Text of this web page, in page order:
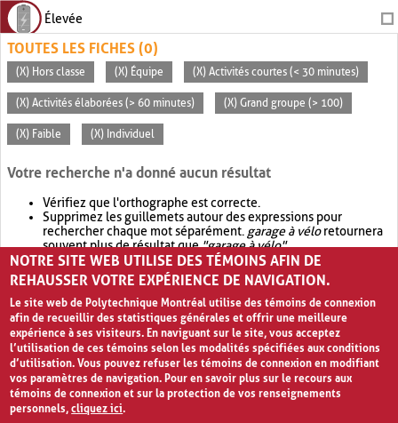
Élevée
TOUTES LES FICHES (0)
(X) Hors classe (X) Équipe (X) Activités courtes (< 30 minutes)
(X) Activités élaborées (> 60 minutes) (X) Grand groupe (> 100)
(X) Faible (X) Individuel
Votre recherche n'a donné aucun résultat
Vérifiez que l'orthographe est correcte.
Supprimez les guillemets autour des expressions pour
rechercher chaque mot séparément. garage à véloretournera
souvent plus de résultat que"garage à vélo".
Envisagez d'élargir votre recherche avec OR.garage OR vélo
retournera souvent plus de résultat quegarage à vélo
NOTRE SITE WEB UTILISE DES TÉMOINS AFIN DE
REHAUSSER VOTRE EXPÉRIENCE DE NAVIGATION.
Le site web de Polytechnique Montréal utilise des témoins de connexion
afin de recueillir des statistiques générales et offrir une meilleure
expérience à ses visiteurs. En naviguant sur le site, vous acceptez
l’utilisation de ces témoins selon les modalités spécifiées aux conditions
d’utilisation. Vous pouvez refuser les témoins de connexion en modifiant
vos paramètres de navigation. Pour en savoir plus sur le recours aux
témoins de connexion et sur la protection de vos renseignements
personnels,cliquez ici.